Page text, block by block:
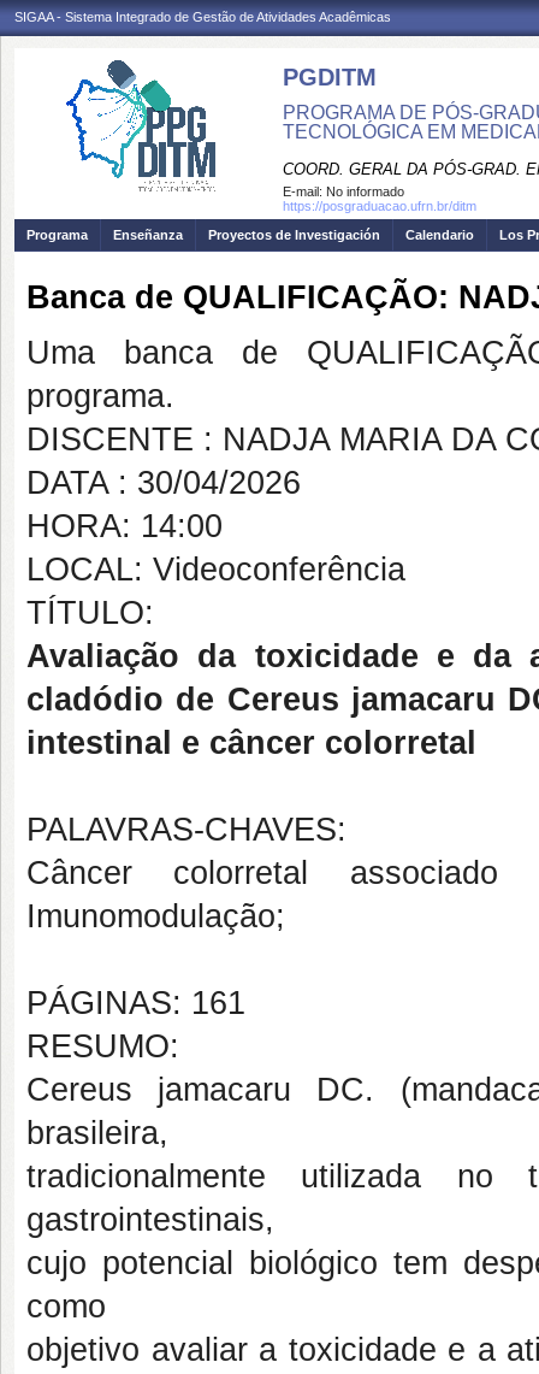
SIGAA - Sistema Integrado de Gestão de Atividades Acadêmicas
PGDITM
PROGRAMA DE PÓS-
TECNOLÓGICA EM
COORD. GERAL DA PÓS-GRAD.
E-mail: No informado
https://posgraduacao.ufrn.br/ditm
Programa
Enseñanza Proyectos de Investigación Calendario Los
Banca de QUALIFICAÇÃO:
Uma banca de
programa.
DISCENTE : NADJA MARIA DA
DATA : 30/04/2026
HORA: 14:00
LOCAL: Videoconferência
TÍTULO:
Avaliação da toxicidade e
cladódio de Cereus jamacaru
intestinal e câncer colorretal
PALAVRAS-CHAVES:
Câncer colorretal
Imunomodulação;
PÁGINAS: 161
RESUMO:
Cereus jamacaru DC.
brasileira,
tradicionalmente utilizada no
gastrointestinais,
cujo potencial biológico tem
como
objetivo avaliar a toxicidade e a